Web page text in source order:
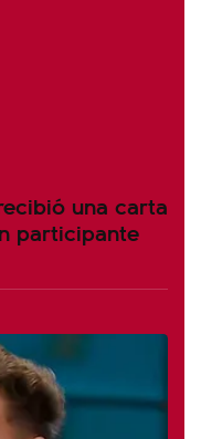
una carta
participante